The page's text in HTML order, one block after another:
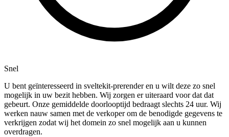
Snel
U bent geïnteresseerd in sveltekit-prerender en u wilt deze zo snel
mogelijk in uw bezit hebben. Wij zorgen er uiteraard voor dat dat
gebeurt. Onze gemiddelde doorlooptijd bedraagt slechts 24 uur. Wij
werken nauw samen met de verkoper om de benodigde gegevens te
verkrijgen zodat wij het domein zo snel mogelijk aan u kunnen
overdragen.